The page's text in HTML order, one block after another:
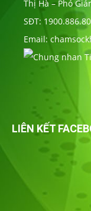
Thị Hà – Phó
SĐT:
Email:
LIÊN KẾT